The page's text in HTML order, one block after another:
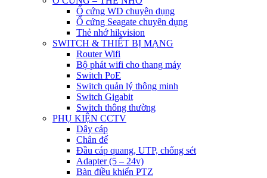
Ổ cứng WD chuyên dụng
Ổ cứng Seagate chuyên dụng
Thẻ nhớ hikvision
SWITCH & THIẾT BỊ MẠNG
Router Wifi
Bộ phát wifi cho thang máy
Switch PoE
Switch quản lý thông minh
Switch Gigabit
Switch thông thường
PHỤ KIỆN CCTV
Dây cáp
Chân đế
Đầu cáp quang, UTP, chống sét
Adapter (5 – 24v)
Bàn điều khiển PTZ